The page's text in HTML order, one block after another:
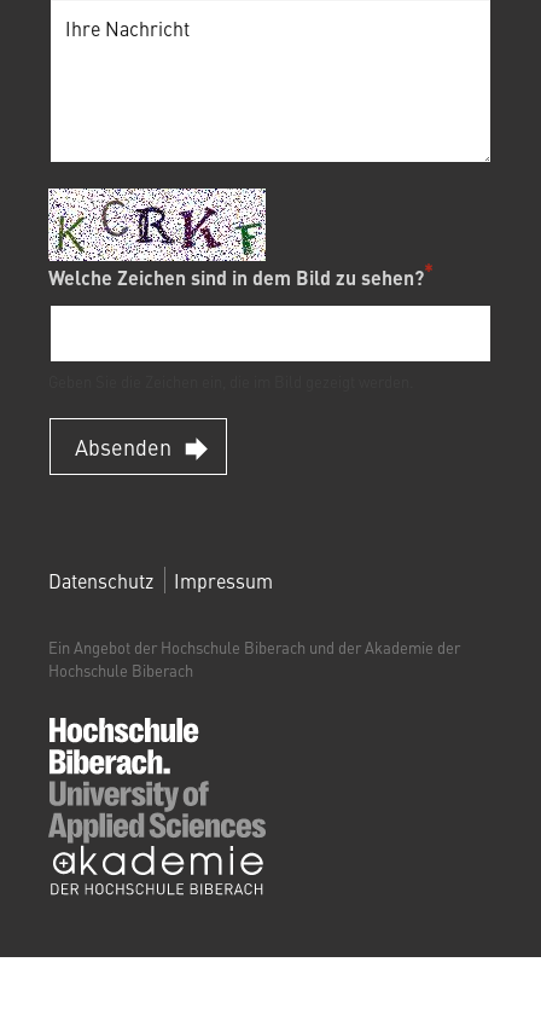
Welche Zeichen sind in dem Bild zu sehen?
Absenden
FOOTERMENÜ
Datenschutz Impressum
Ein Angebot der Hochschule Biberach und der Akademie der
Hochschule Biberach